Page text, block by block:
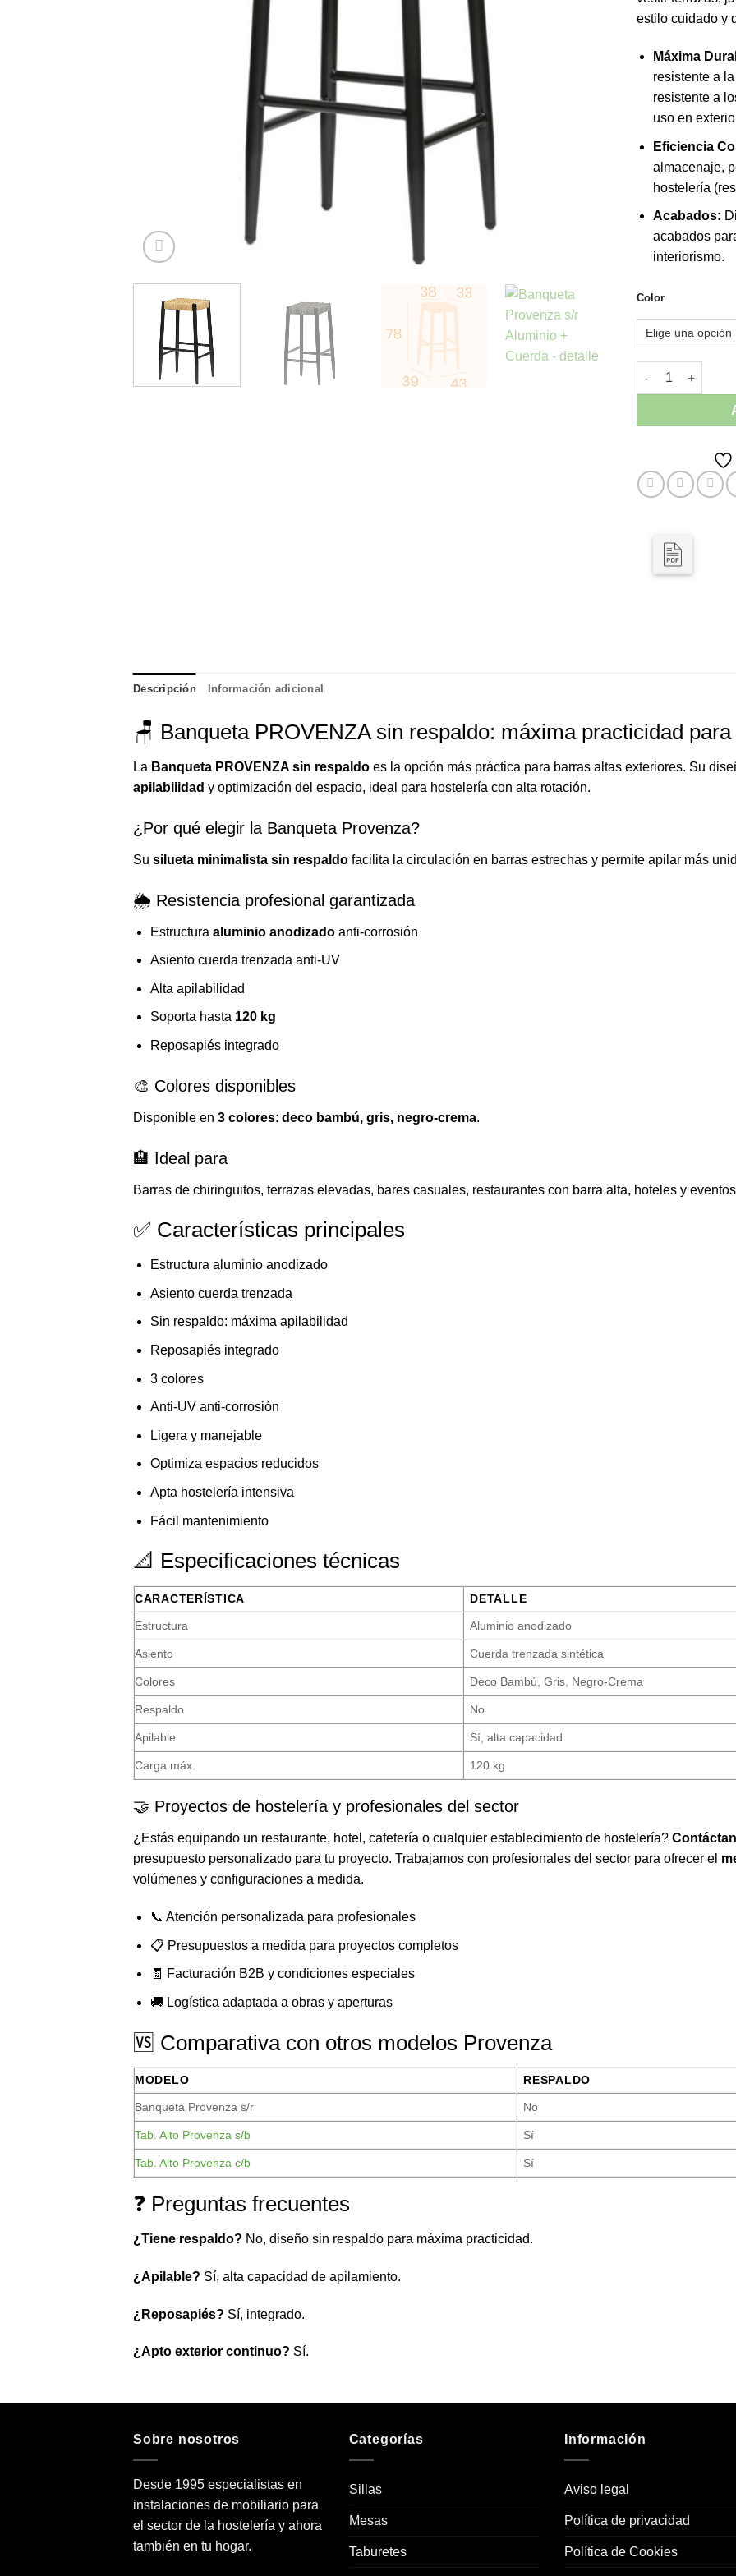
estilo cuidado y
Máxima
resistente a
resistente a
uso en
Eficiencia
almacenaje,
hostelería
Acabados:
acabados
interiorismo.
Color
Banqueta sin
Descripción Información adicional
🪑 Banqueta PROVENZA sin respaldo: máxima practicidad
La Banqueta PROVENZA sin respaldo es la opción más práctica para barras altas exteriores. Su
apilabilidad y optimización del espacio, ideal para hostelería con alta rotación.
¿Por qué elegir la Banqueta Provenza?
Su silueta minimalista sin respaldo facilita la circulación en barras estrechas y permite apilar más
🌦️ Resistencia profesional garantizada
Estructura aluminio anodizadoanti-corrosión
Asiento cuerda trenzada anti-UV
Alta apilabilidad
Soporta hasta 120 kg
Reposapiés integrado
🎨 Colores disponibles
Disponible en 3 colores: deco bambú, gris, negro-crema.
🏨 Ideal para
Barras de chiringuitos, terrazas elevadas, bares casuales, restaurantes con barra alta, hoteles y
✅ Características principales
Estructura aluminio anodizado
Asiento cuerda trenzada
Sin respaldo: máxima apilabilidad
Reposapiés integrado
3 colores
Anti-UV anti-corrosión
Ligera y manejable
Optimiza espacios reducidos
Apta hostelería intensiva
Fácil mantenimiento
📐 Especificaciones técnicas
CARACTERÍSTICA DETALLE
Estructura Aluminio anodizado
Asiento Cuerda trenzada sintética
Colores Deco Bambú, Gris, Negro-Crema
Respaldo No
Apilable Sí, alta capacidad
Carga máx. 120 kg
🤝 Proyectos de hostelería y profesionales del sector
¿Estás equipando un restaurante, hotel, cafetería o cualquier establecimiento de hostelería?
presupuesto personalizado para tu proyecto. Trabajamos con profesionales del sector para ofrecer el
volúmenes y configuraciones a medida.
📞 Atención personalizada para profesionales
📋 Presupuestos a medida para proyectos completos
🧾 Facturación B2B y condiciones especiales
🚚 Logística adaptada a obras y aperturas
🆚 Comparativa con otros modelos Provenza
MODELO RESPALDO
Banqueta Provenza s/r No
Tab. Alto Provenza s/b Sí
Tab. Alto Provenza c/b Sí
❓ Preguntas frecuentes
¿Tiene respaldo? No, diseño sin respaldo para máxima practicidad.
¿Apilable? Sí, alta capacidad de apilamiento.
¿Reposapiés? Sí, integrado.
¿Apto exterior continuo? Sí.
Sobre nosotros
Desde 1995 especialistas en
instalaciones de mobiliario para
el sector de la hostelería y ahora
también en tu hogar.
Categorías
Sillas
Mesas
Taburetes
Información
Aviso legal
Política de privacidad
Política de Cookies